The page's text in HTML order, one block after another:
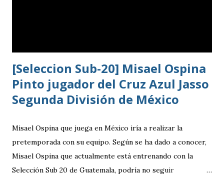
[Seleccion Sub-20] Misael Ospina
Pinto jugador del Cruz Azul Jasso
Segunda División de México
Misael Ospina que juega en México iría a realizar la
pretemporada con su equipo. Según se ha dado a conocer,
Misael Ospina que actualmente está entrenando con la
Selección Sub 20 de Guatemala, podría no seguir